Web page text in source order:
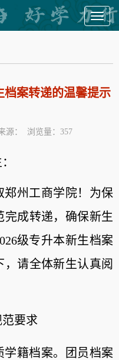
Toggle
档案转递的温馨提示
源： 浏览量： 357
郑州工商学院！为保
完成转递，确保新生
级专升本新生档案
请全体新生认真阅
要求
学籍档案。
团员档案